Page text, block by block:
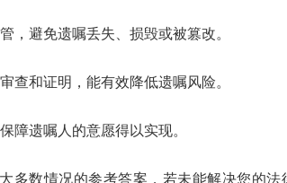
避免遗嘱丢失、损毁或被篡改。
和证明，能有效降低遗嘱风险。
遗嘱人的意愿得以实现。
数情况的参考答案，若未能解决您的法